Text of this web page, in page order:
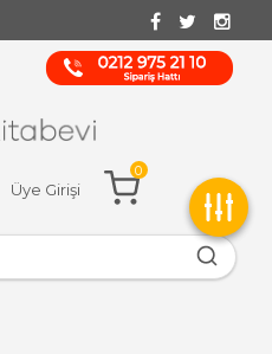
Üye Girişi
0